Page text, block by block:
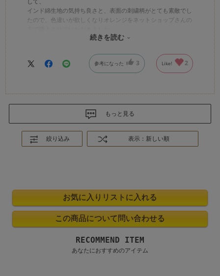
インド綿生地の気持ち良さと、表面の刺繍柄がとても素敵でし
たので、色違いが欲しくなりオレンジをネットショップさんの
オレンジ色が落ち着いたレンガっぽい色でとても良いです。
い買い物ができました。
パンツにもロングスカートにも合わせやすく夏も着られる生地
なので、たくさん着たいと思います。
続きを読む
参考になった 3 Like! 2
もっと見る
絞り込み 表示：新しい順
RECOMMEND ITEM
あなたにおすすめのアイテム